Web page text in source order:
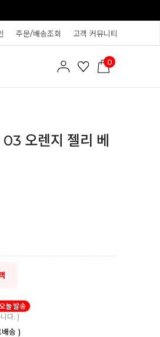
주문/배송조회 고객 커뮤니티
0
오렌지 젤리 베
늘 발송
다. )
송 )